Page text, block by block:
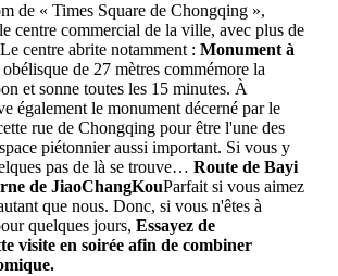
de « Times Square de Chongqing »,
centre commercial de la ville, avec plus de
centre abrite notamment : Monument à
de 27 mètres commémore la
et sonne toutes les 15 minutes. À
également le monument décerné par le
rue de Chongqing pour être l'une des
piétonnier aussi important. Si vous y
pas de là se trouve… Route de Bayi
de JiaoChangKouParfait si vous aimez
que nous. Donc, si vous n'êtes à
quelques jours, Essayez de
visite en soirée afin de combiner